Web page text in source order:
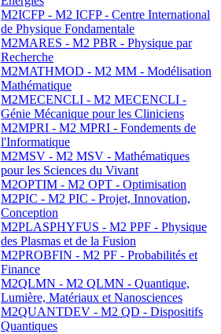
M2ICFP - M2 ICFP - Centre International
de Physique Fondamentale
M2MARES - M2 PBR - Physique par
Recherche
M2MATHMOD - M2 MM - Modélisation
Mathématique
M2MECENCLI - M2 MECENCLI -
Génie Mécanique pour les Cliniciens
M2MPRI - M2 MPRI - Fondements de
l'Informatique
M2MSV - M2 MSV - Mathématiques
pour les Sciences du Vivant
M2OPTIM - M2 OPT - Optimisation
M2PIC - M2 PIC - Projet, Innovation,
Conception
M2PLASPHYFUS - M2 PPF - Physique
des Plasmas et de la Fusion
M2PROBFIN - M2 PF - Probabilités et
Finance
M2QLMN - M2 QLMN - Quantique,
Lumière, Matériaux et Nanosciences
M2QUANTDEV - M2 QD - Dispositifs
Quantiques